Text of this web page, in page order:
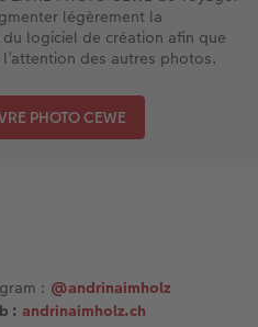
légèrement la
logiciel de création afin que
des autres photos.
PHOTO CEWE
: @andrinaimholz
: andrinaimholz.ch